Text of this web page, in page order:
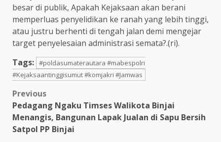
besar di publik, Apakah Kejaksaan akan berani
memperluas penyelidikan ke ranah yang lebih tinggi,
atau justru berhenti di tengah jalan demi mengejar
target penyelesaian administrasi semata?.(ri).
Tags: #poldasumaterautara #mabespolri
#Kejaksaantinggisumut #komjakri #Jamwas
Post
navigation
Previous
Pedagang Ngaku Timses Walikota Binjai
Menangis, Bangunan Lapak Jualan di Sapu Bersih
Satpol PP Binjai